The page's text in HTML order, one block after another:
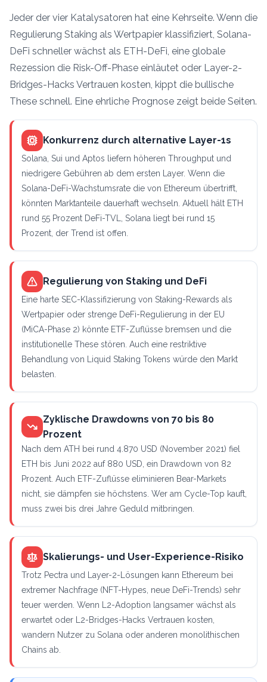
Jeder der vier Katalysatoren hat eine Kehrseite. Wenn die
Regulierung Staking als Wertpapier klassifiziert, Solana-
DeFi schneller wächst als ETH-DeFi, eine globale
Rezession die Risk-Off-Phase einläutet oder Layer-2-
Bridges-Hacks Vertrauen kosten, kippt die bullische
These schnell. Eine ehrliche Prognose zeigt beide Seiten.
Konkurrenz durch alternative Layer-1s
Solana, Sui und Aptos liefern höheren Throughput und
niedrigere Gebühren ab dem ersten Layer. Wenn die
Solana-DeFi-Wachstumsrate die von Ethereum übertrifft,
könnten Marktanteile dauerhaft wechseln. Aktuell hält ETH
rund 55 Prozent DeFi-TVL, Solana liegt bei rund 15
Prozent, der Trend ist offen.
Regulierung von Staking und DeFi
Eine harte SEC-Klassifizierung von Staking-Rewards als
Wertpapier oder strenge DeFi-Regulierung in der EU
(MiCA-Phase 2) könnte ETF-Zuflüsse bremsen und die
institutionelle These stören. Auch eine restriktive
Behandlung von Liquid Staking Tokens würde den Markt
belasten.
Zyklische Drawdowns von 70 bis 80
Prozent
Nach dem ATH bei rund 4.870 USD (November 2021) fiel
ETH bis Juni 2022 auf 880 USD, ein Drawdown von 82
Prozent. Auch ETF-Zuflüsse eliminieren Bear-Markets
nicht, sie dämpfen sie höchstens. Wer am Cycle-Top kauft,
muss zwei bis drei Jahre Geduld mitbringen.
Skalierungs- und User-Experience-Risiko
Trotz Pectra und Layer-2-Lösungen kann Ethereum bei
extremer Nachfrage (NFT-Hypes, neue DeFi-Trends) sehr
teuer werden. Wenn L2-Adoption langsamer wächst als
erwartet oder L2-Bridges-Hacks Vertrauen kosten,
wandern Nutzer zu Solana oder anderen monolithischen
Chains ab.